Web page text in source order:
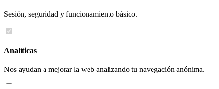
Sesión, seguridad y funcionamiento básico.
Analíticas
Nos ayudan a mejorar la web analizando tu navegación anónima.